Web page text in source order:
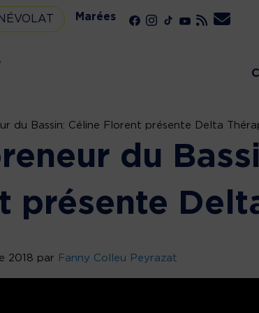
Marées
du Bassin: Céline Florent présente Delta
du
présente
2018 par Fanny Colleu Peyrazat